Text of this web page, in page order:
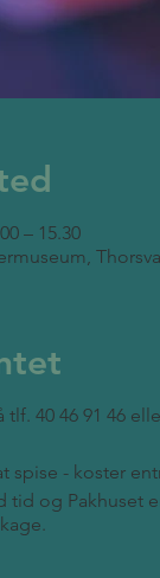
– 15.30
40 46 91 46
spise - koster
tid og Pakhuset